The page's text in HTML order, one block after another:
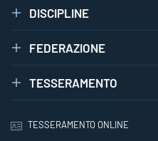
DISCIPLINE
FEDERAZIONE
TESSERAMENTO
TESSERAMENTO ONLINE